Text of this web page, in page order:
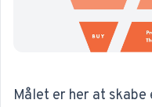
Målet er her at skabe